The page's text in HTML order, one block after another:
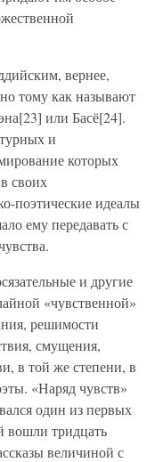
вернее,
тому как называют
или Басё[24].
и
которых
своих
поэтические идеалы
ему передавать с
и другие
«чувственной»
решимости
смущения,
в той же степени, в
«Наряд чувств»
один из первых
вошли тридцать
величиной с